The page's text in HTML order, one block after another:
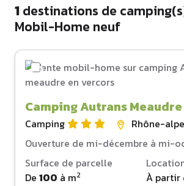
1destinations de
Mobil-Home neuf
Camping Autrans
Camping
Rhône-
Ouverture de mi-décembre à mi-
Surface de parcelle
De 100 à m2
À partir